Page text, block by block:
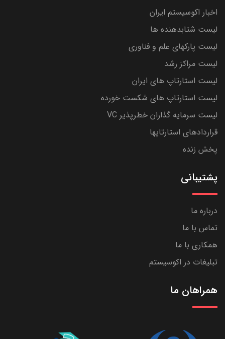
اخبار اکوسیستم ایران
لیست شتابدهنده ها
لیست پارکهای علم و فناوری
لیست مراکز رشد
لیست استارتاپ های ایران
لیست استارتاپ های شکست خورده
لیست سرمایه گذاران خطرپذیر VC
قراردادهای استارتاپها
پخش زنده
پشتیبانی
درباره ما
تماس با ما
همکاری با ما
تبلیغات در اکوسیستم
همراهان ما